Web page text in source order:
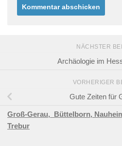
NÄCHSTER
Archäologie im
VORHERIGER
Gute Zeiten für
Groß-Gerau, Büttelborn,
Trebur